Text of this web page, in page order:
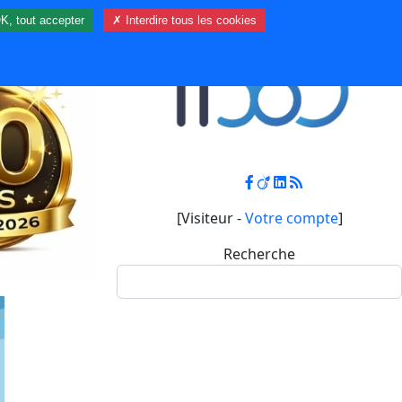
Contact Mon compte
[Visiteur -Votre compte]
Recherche
tout accepter ✗ Interdire tous les cookies